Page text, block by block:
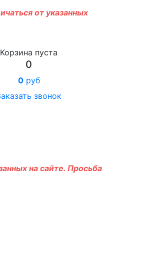
от указанных
Корзина пуста
0
0руб
звонок
на сайте. Просьба